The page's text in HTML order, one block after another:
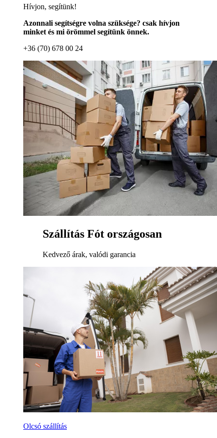
Hívjon, segítünk!
Azonnali segítségre volna szüksége? csak hívjon
minket és mi örömmel segítünk önnek.
+36 (70) 678 00 24
Szállítás Fót országosan
Kedvező árak, valódi garancia
Olcsó szállítás